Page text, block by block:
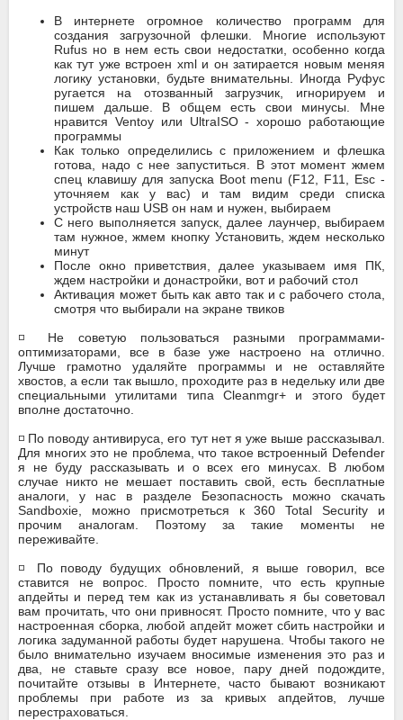
В интернете огромное количество программ для
создания загрузочной флешки. Многие используют
Rufus но в нем есть свои недостатки, особенно когда
как тут уже встроен xml и он затирается новым меняя
логику установки, будьте внимательны. Иногда Руфус
ругается на отозванный загрузчик, игнорируем и
пишем дальше. В общем есть свои минусы. Мне
нравится Ventoy или UltraISO - хорошо работающие
программы
Как только определились с приложением и флешка
готова, надо с нее запуститься. В этот момент жмем
спец клавишу для запуска Boot menu (F12, F11, Esc -
уточняем как у вас) и там видим среди списка
устройств наш USB он нам и нужен, выбираем
С него выполняется запуск, далее лаунчер, выбираем
там нужное, жмем кнопку Установить, ждем несколько
минут
После окно приветствия, далее указываем имя ПК,
ждем настройки и донастройки, вот и рабочий стол
Активация может быть как авто так и с рабочего стола,
смотря что выбирали на экране твиков
◽ Не советую пользоваться разными программами-
оптимизаторами, все в базе уже настроено на отлично.
Лучше грамотно удаляйте программы и не оставляйте
хвостов, а если так вышло, проходите раз в недельку или две
специальными утилитами типа Cleanmgr+ и этого будет
вполне достаточно.
◽ По поводу антивируса, его тут нет я уже выше рассказывал.
Для многих это не проблема, что такое встроенный Defender
я не буду рассказывать и о всех его минусах. В любом
случае никто не мешает поставить свой, есть бесплатные
аналоги, у нас в разделе Безопасность можно скачать
Sandboxie, можно присмотреться к 360 Total Security и
прочим аналогам. Поэтому за такие моменты не
переживайте.
◽ По поводу будущих обновлений, я выше говорил, все
ставится не вопрос. Просто помните, что есть крупные
апдейты и перед тем как из устанавливать я бы советовал
вам прочитать, что они привносят. Просто помните, что у вас
настроенная сборка, любой апдейт может сбить настройки и
логика задуманной работы будет нарушена. Чтобы такого не
было внимательно изучаем вносимые изменения это раз и
два, не ставьте сразу все новое, пару дней подождите,
почитайте отзывы в Интернете, часто бывают возникают
проблемы при работе из за кривых апдейтов, лучше
перестраховаться.